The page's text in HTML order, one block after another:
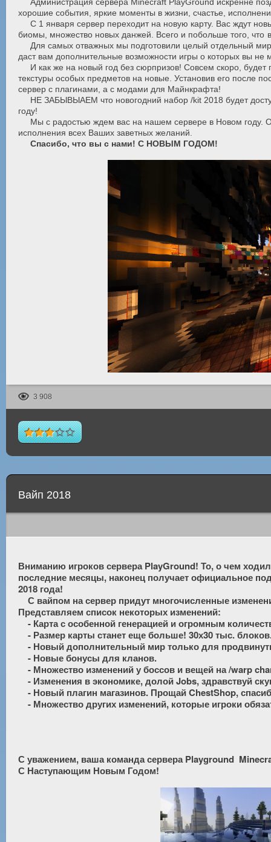
хорошие события, яркие моменты в жизни, счастье,
С 1 января сервер переходит на новую карту. Вас ждут
биомы, множество новых данжей. Всего и побольше того, что
Для самых отважных мы подготовили целый отдельный
даст вам дополнительные возможности игры о которых вы не
И как же на новый год без сюрпризов! Совсем скоро,
текстуры особых предметов на новые. Установив его после
сервер с плагинами, а c модами для Майнкрафта!
НЕ ЗАБЫВЫАЕМ что новогодний набор /kit 2018 будет
году!
Мы с радостью ждем вас на нашем сервере в Новом году.
исполнения всех Ваших заветных желаний.
Спасибо, что вы с нами! С НОВЫМ ГОДОМ!
3 908
Вайп 2018
Вниманию игроков сервера PlayGround! То, о чем
последние месяцы, наконец получает официальное
2018 года!
Представляем список некоторых изменений:
- Множество других изменений, которые игроки
С уважением, ваша команда сервера Playground
С Наступающим Новым Годом!